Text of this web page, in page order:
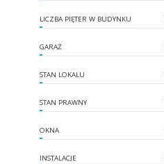
LICZBA PIĘTER W BUDYNKU
GARAŻ
STAN LOKALU
STAN PRAWNY
OKNA
INSTALACJE